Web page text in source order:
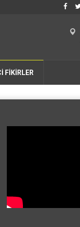
FİKİRLER